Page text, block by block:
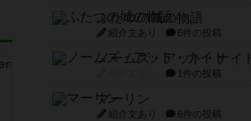
ふたつの城の物語
紹介文あり 6件の投稿
ノームズ・アット・ナイト
1件の投稿
マーリン
紹介文あり 6件の投稿